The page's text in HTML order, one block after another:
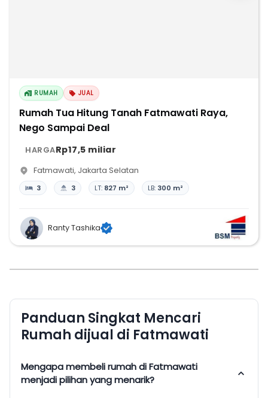
RUMAH JUAL
Rumah Tua Hitung Tanah Fatmawati Raya,
Nego Sampai Deal
HARGARp17,5 miliar
Fatmawati, Jakarta Selatan
3 3 LT: 827 m² LB: 300 m²
Ranty Tashika
Panduan Singkat Mencari
Rumah dijual di Fatmawati
Mengapa membeli rumah di Fatmawati
menjadi pilihan yang menarik?